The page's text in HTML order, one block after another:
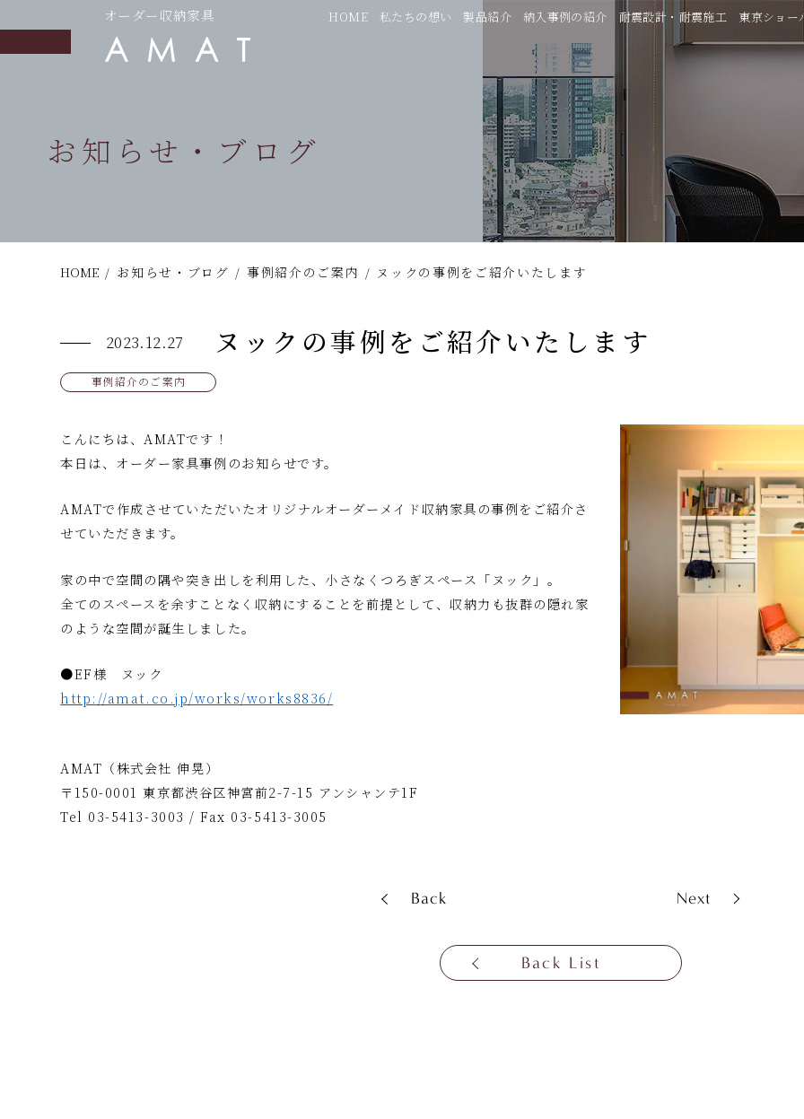
オーダー収納家具 HOME 私たちの想い 製品紹介 納入事例の紹介 耐震設計・耐震施工 東京ショー
お知らせ・ブログ
HOME / お知らせ・ブログ / 事例紹介のご案内 / ヌックの事例をご紹介いたします
2023.12.27 ヌックの事例をご紹介いたします
事例紹介のご案内
こんにちは、AMATです！
本日は、オーダー家具事例のお知らせです。
AMATで作成させていただいたオリジナルオーダーメイド収納家具の事例をご紹介さ
せていただきます。
家の中で空間の隅や突き出しを利用した、小さなくつろぎスペース「ヌック」。
全てのスペースを余すことなく収納にすることを前提として、収納力も抜群の隠れ家
のような空間が誕生しました。
●EF様 ヌック
http://amat.co.jp/works/works8836/
AMAT（株式会社 伸晃）
〒150-0001 東京都渋谷区神宮前2-7-15 アンシャンテ1F
Tel 03-5413-3003 / Fax 03-5413-3005
Back Next
Back List